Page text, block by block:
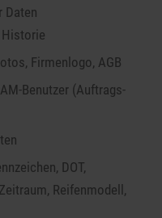
Daten
Firmenlogo, AGB
Benutzer (Auftrags-
DOT,
Reifenmodell,